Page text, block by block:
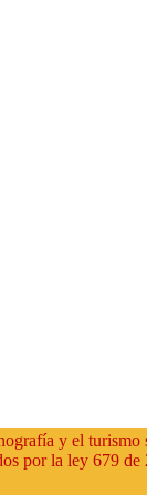
y el turismo
por la ley 679 de